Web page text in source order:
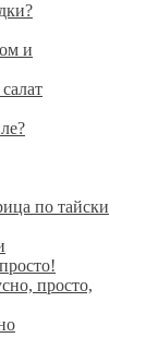
и
по тайски
просто,